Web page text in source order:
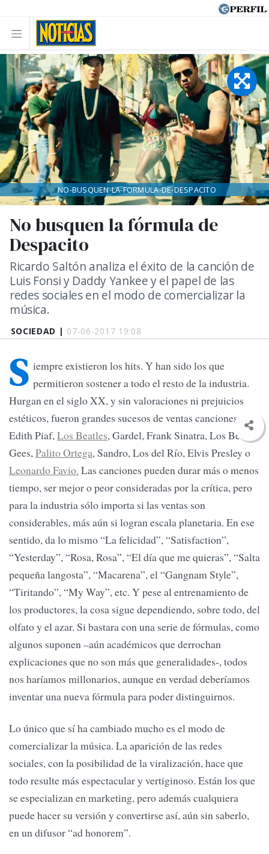
SOCIEDAD | 07-06-2017 19:08
No busquen la fórmula de
Despacito
Ricardo Saltón analiza el éxito de la canción de
Luis Fonsi y Daddy Yankee y el papel de las
redes sociales en el modo de comercializar la
música.
NO-BUSQUEN-LA-FORMULA-DE-DESPACITO
S iempre existieron los hits. Y han sido los que
permitieron sostener a todo el resto de la industria.
Hurgan en el siglo XX, y sin valoraciones ni prejuicios
estéticos, fueron grandes sucesos de ventas canciones de
Edith Piaf,Los Beatles, Gardel, Frank Sinatra, Los Bee
Gees,Palito Ortega, Sandro, Los del Río, Elvis Presley o
Leonardo Favio. Las canciones pueden durar más o menos
tiempo, ser mejor o peor consideradas por la crítica, pero
para la industria sólo importa si las ventas son
considerables, más aún si logran escala planetaria. En ese
sentido, da lo mismo “La felicidad”, “Satisfaction”,
“Yesterday”, “Rosa, Rosa”, “El día que me quieras”, “Salta
pequeña langosta”, “Macarena”, el “Gangnam Style”,
“Tiritando”, “My Way”, etc. Y pese al entrenamiento de
los productores, la cosa sigue dependiendo, sobre todo, del
olfato y el azar. Si bastara con una serie de fórmulas, como
algunos suponen –aún académicos que derrochan
explicaciones que no son más que generalidades-, todos
nos haríamos millonarios, aunque en verdad deberíamos
inventar una nueva fórmula para poder distinguirnos.
Lo único que sí ha cambiado mucho es el modo de
comercializar la música. La aparición de las redes
sociales, con la posibilidad de la viralización, hace que
todo resulte más espectacular y vertiginoso. Están los que
se especializan en marketing, pero además cualquiera
puede hacer su versión y convertirse así, aún sin saberlo,
en un difusor “ad honorem”.